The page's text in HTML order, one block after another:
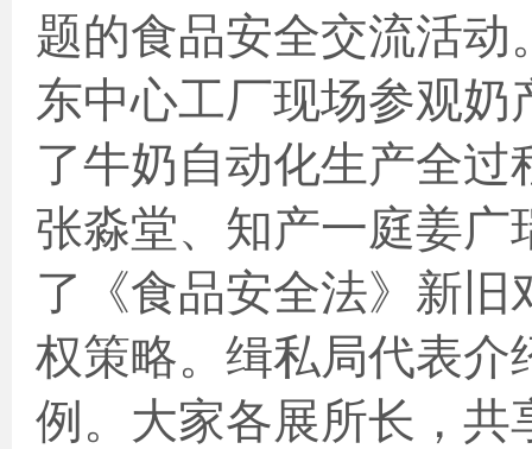
题的食品安全交流活动
东中心工厂现场参观
了牛奶自动化生产全过
张淼堂、知产一庭姜
了《食品安全法》新
权策略。缉私局代表介
例。大家各展所长，共